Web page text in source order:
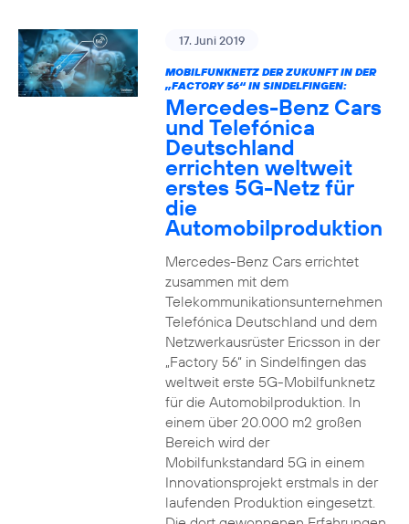
17. Juni 2019
MOBILFUNKNETZ DER ZUKUNFT IN DER
„FACTORY 56“ IN SINDELFINGEN:
Mercedes-Benz Cars
und Telefónica
Deutschland
errichten weltweit
erstes 5G-Netz für
die
Automobilproduktion
Mercedes-Benz Cars errichtet
zusammen mit dem
Telekommunikationsunternehmen
Telefónica Deutschland und dem
Netzwerkausrüster Ericsson in der
„Factory 56“ in Sindelfingen das
weltweit erste 5G-Mobilfunknetz
für die Automobilproduktion. In
einem über 20.000 m2 großen
Bereich wird der
Mobilfunkstandard 5G in einem
Innovationsprojekt erstmals in der
laufenden Produktion eingesetzt.